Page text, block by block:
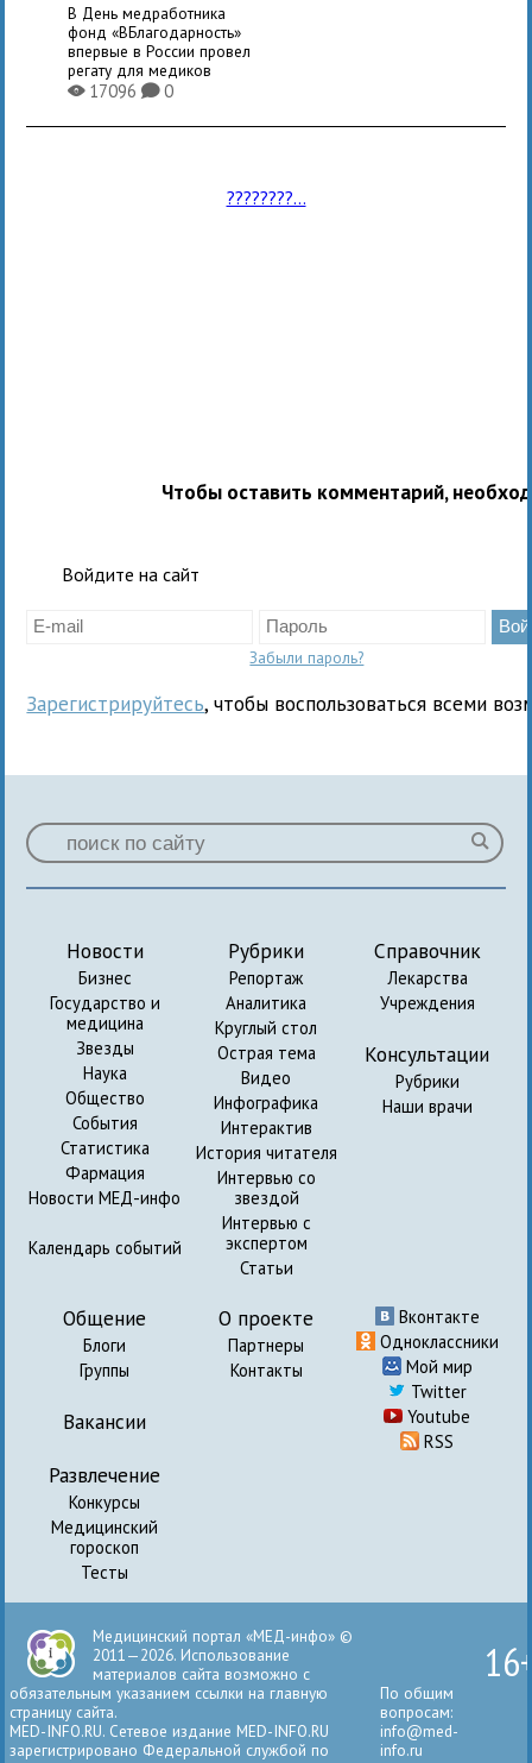
В День медработника
фонд «ВБлагодарность»
впервые в России провел
регату для медиков
X17096K0
????????...
Чтобы оставить комментарий,
Войдите на сайт
Забыли пароль?
Зарегистрируйтесь, чтобы воспользоваться всеми
Новости
Бизнес
Государство и
медицина
Звезды
Наука
Общество
События
Статистика
Фармация
Новости МЕД-инфо
Календарь событий
Рубрики
Репортаж
Аналитика
Круглый стол
Острая тема
Видео
Инфографика
Интерактив
История читателя
Интервью со
звездой
Интервью с
экспертом
Статьи
Справочник
Лекарства
Учреждения
Консультации
Рубрики
Наши врачи
Общение
Блоги
Группы
Вакансии
Развлечение
Конкурсы
Медицинский
гороскоп
Тесты
О проекте
Партнеры
Контакты
Вконтакте
Одноклассники
Мой мир
Twitter
Youtube
RSS
Медицинский портал «МЕД-инфо» ©
2011—2026. Использование
материалов сайта возможно с
обязательным указанием ссылки на главную
страницу сайта.
MED-INFO.RU. Сетевое издание MED-INFO.RU
зарегистрировано Федеральной службой по
По общим
вопросам:
info@med-
info.ru